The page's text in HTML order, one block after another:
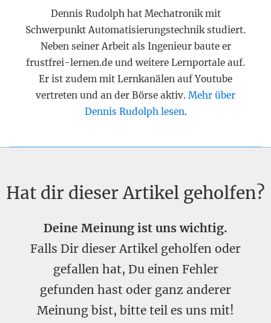
Dennis Rudolph hat Mechatronik mit
Schwerpunkt Automatisierungstechnik studiert.
Neben seiner Arbeit als Ingenieur baute er
frustfrei-lernen.de und weitere Lernportale auf.
Er ist zudem mit Lernkanälen auf Youtube
vertreten und an der Börse aktiv. Mehr über
Dennis Rudolph lesen.
Hat dir dieser Artikel geholfen?
Deine Meinung ist uns wichtig.
Falls Dir dieser Artikel geholfen oder
gefallen hat, Du einen Fehler
gefunden hast oder ganz anderer
Meinung bist, bitte teil es uns mit!